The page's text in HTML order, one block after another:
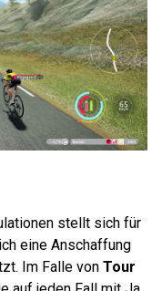
stellt sich für
eine Anschaffung
Im Falle von Tour